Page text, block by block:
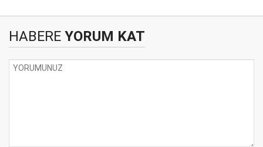
HABERE YORUM KAT